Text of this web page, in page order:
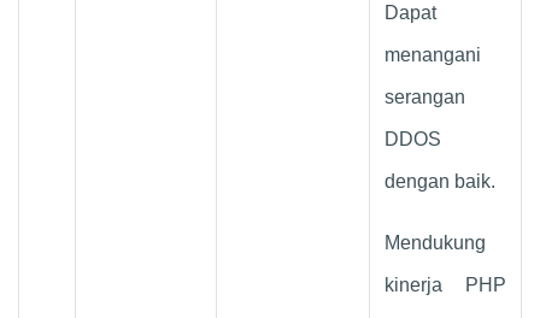
Dapat
menangani
serangan
DDOS
dengan baik.
Mendukung
kinerja PHP